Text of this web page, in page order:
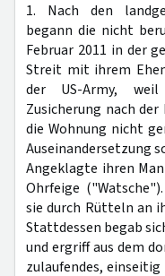
1. Nach den
begann die nicht
Februar 2011 in der
Streit mit ihrem
der US-Army,
Zusicherung nach
die Wohnung nicht
Auseinandersetzung
Angeklagte ihren
Ohrfeige
sie durch Rütteln an
Stattdessen begab
und ergriff aus dem
zulaufendes,